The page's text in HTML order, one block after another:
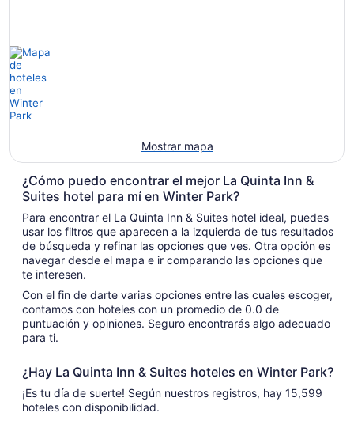
Mostrar mapa
¿Cómo puedo encontrar el mejor La Quinta Inn &
Suites hotel para mí en Winter Park?
Para encontrar el La Quinta Inn & Suites hotel ideal, puedes
usar los filtros que aparecen a la izquierda de tus resultados
de búsqueda y refinar las opciones que ves. Otra opción es
navegar desde el mapa e ir comparando las opciones que
te interesen.
Con el fin de darte varias opciones entre las cuales escoger,
contamos con hoteles con un promedio de 0.0 de
puntuación y opiniones. Seguro encontrarás algo adecuado
para ti.
¿Hay La Quinta Inn & Suites hoteles en Winter Park?
¡Es tu día de suerte! Según nuestros registros, hay 15,599
hoteles con disponibilidad.